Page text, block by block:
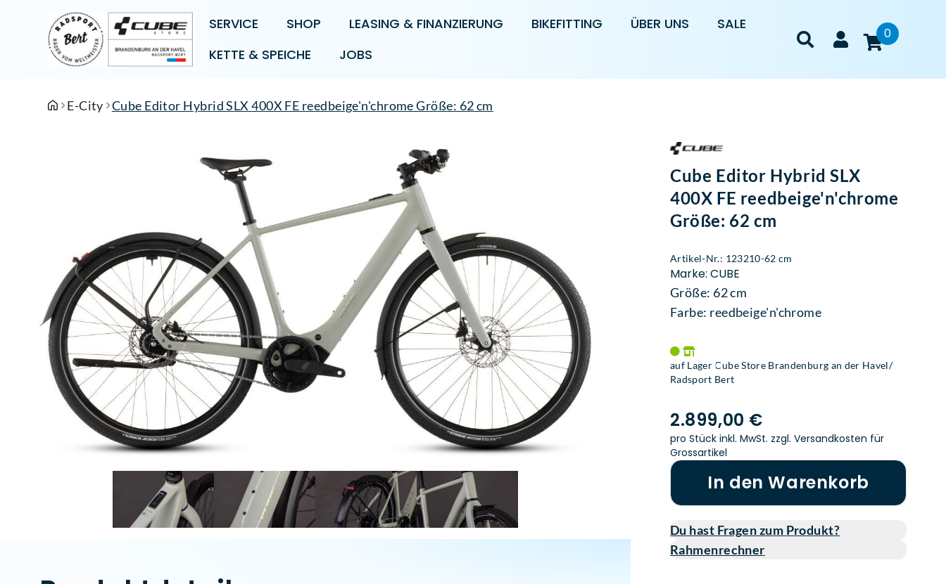
SERVICE SHOP LEASING & FINANZIERUNG BIKEFITTING ÜBER UNS
SALE
KETTE & SPEICHE
JOBS
0
E-City Cube Editor Hybrid SLX 400X FE reedbeige'n'chrome Größe: 62 cm
Cube Editor Hybrid SLX
400X FE reedbeige'n'chrome
Größe: 62 cm
Artikel-Nr.: 123210-62 cm
Marke: CUBE
Größe: 62 cm
Farbe: reedbeige'n'chrome
auf Lager Cube Store Brandenburg an der Havel/
Radsport Bert
2.899,00 €
pro Stück inkl. MwSt. zzgl. Versandkosten für
Grossartikel
In den Warenkorb
Du hast Fragen zum Produkt?
Rahmenrechner